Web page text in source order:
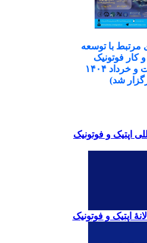
مرتبط با توسعه
فوتونیک
۱۴۰۴
شد)
اپتیک و فوتونیک
اپتیک و فوتونیک